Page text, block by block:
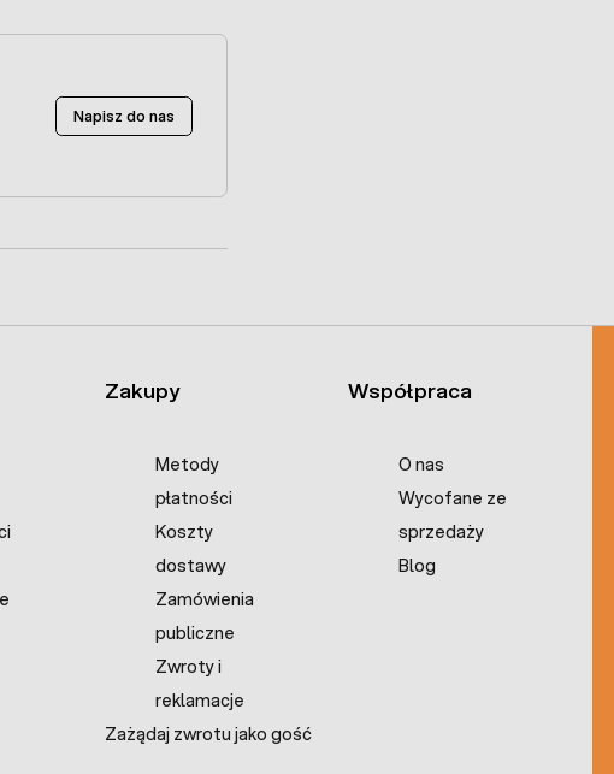
Napisz do nas
Zakupy
Metody
płatności
Koszty
dostawy
Zamówienia
publiczne
Zwroty i
reklamacje
Zażądaj zwrotu jako gość
Współpraca
O nas
Wycofane ze
sprzedaży
Blog